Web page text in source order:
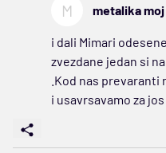
M metalika
i dali Mimari
zvezdane jedan si
.Kod nas prevaranti
i usavrsavamo za